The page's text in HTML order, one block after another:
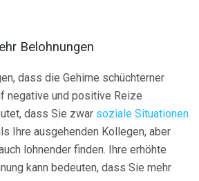
Belohnungen
dass die Gehirne schüchterner
negative und positive Reize
dass Sie zwar soziale Situationen
Ihre ausgehenden Kollegen, aber
lohnender finden. Ihre erhöhte
kann bedeuten, dass Sie mehr